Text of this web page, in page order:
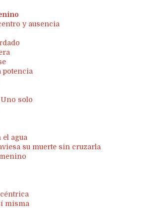
y ausencia
potencia
solo
agua
su muerte sin cruzarla
misma